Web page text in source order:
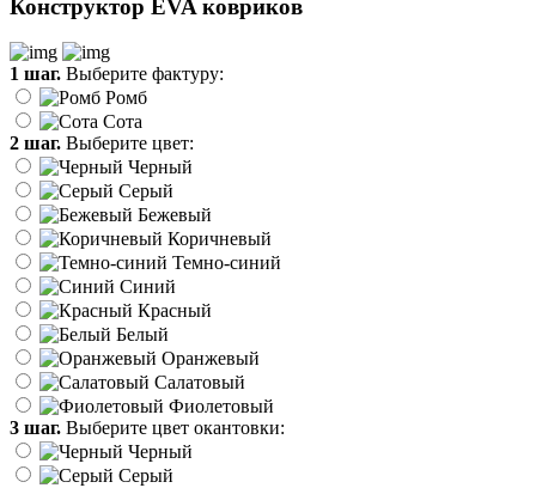
Конструктор EVA ковриков
1 шаг. Выберите фактуру:
Ромб
Сота
2 шаг. Выберите цвет:
Черный
Серый
Бежевый
Коричневый
Темно-синий
Синий
Красный
Белый
Оранжевый
Салатовый
Фиолетовый
3 шаг. Выберите цвет окантовки:
Черный
Серый